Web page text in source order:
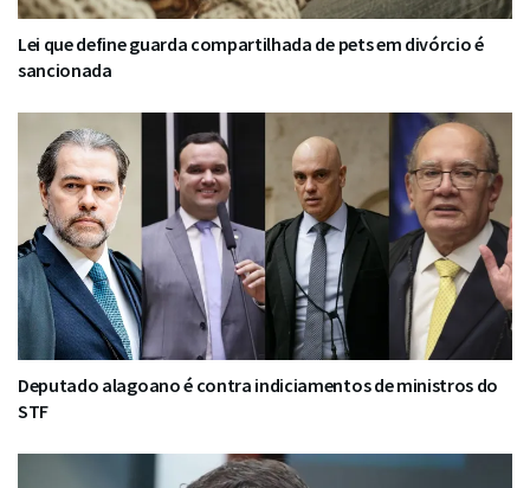
Lei que define guarda compartilhada de pets em divórcio é
sancionada
Deputado alagoano é contra indiciamentos de ministros do
STF